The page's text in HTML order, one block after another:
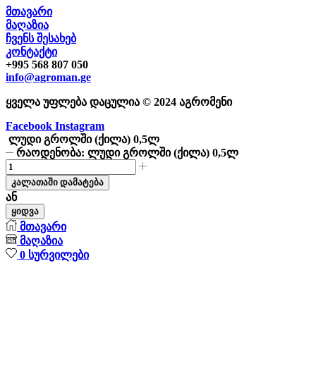
მთავარი
მაღაზია
ჩვენს შესახებ
კონტაქტი
+995 568 807 050
info@agroman.ge
ყველა უფლება დაცულია © 2024 აგრომენი
Facebook Instagram
ლუდი გროლში (ქილა) 0,5ლ
რაოდენობა: ლუდი გროლში (ქილა) 0,5ლ
კალათაში დამატება
ან
ყიდვა
მთავარი
მაღაზია
0 სურვილები